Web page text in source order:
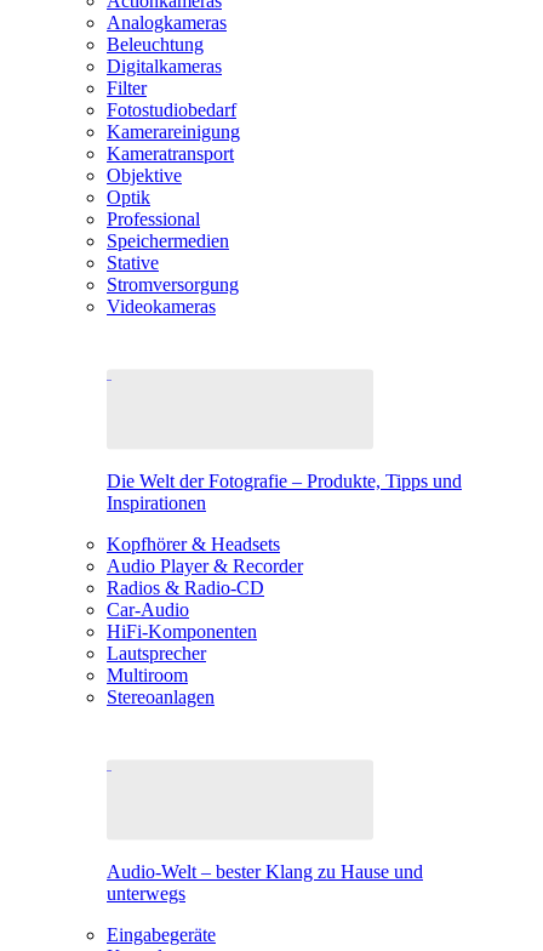
Analogkameras
Beleuchtung
Digitalkameras
Filter
Fotostudiobedarf
Kamerareinigung
Kameratransport
Objektive
Optik
Professional
Speichermedien
Stative
Stromversorgung
Videokameras
Die Welt der Fotografie – Produkte, Tipps und
Inspirationen
Kopfhörer & Headsets
Audio Player & Recorder
Radios & Radio-CD
Car-Audio
HiFi-Komponenten
Lautsprecher
Multiroom
Stereoanlagen
Audio-Welt – bester Klang zu Hause und
unterwegs
Eingabegeräte